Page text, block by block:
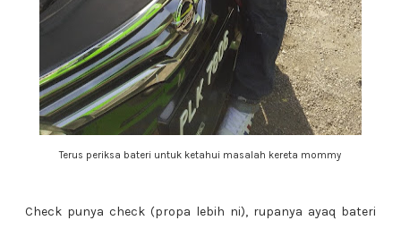
Terus periksa bateri untuk ketahui masalah kereta mommy
Check punya check (propa lebih ni), rupanya ayaq bateri